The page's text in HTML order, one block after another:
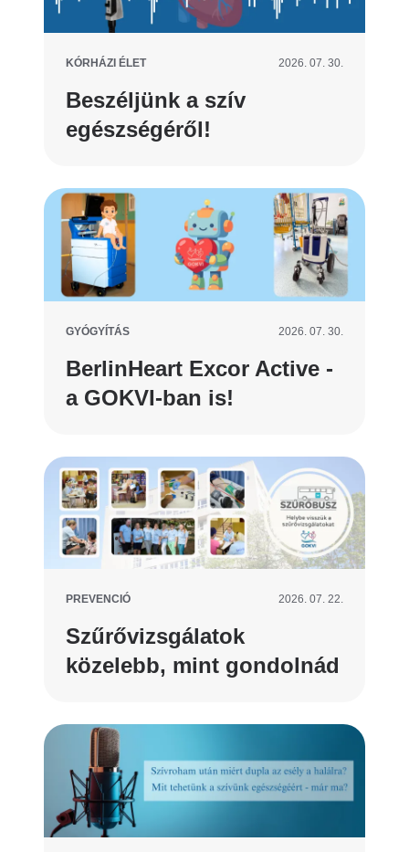
KÓRHÁZI ÉLET 2026. 07. 30.
Beszéljünk a szív
egészségéről!
GYÓGYÍTÁS 2026. 07. 30.
BerlinHeart Excor Active -
a GOKVI-ban is!
PREVENCIÓ 2026. 07. 22.
Szűrővizsgálatok
közelebb, mint gondolnád